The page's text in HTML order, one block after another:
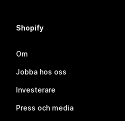
Shopify
Om
Jobba hos oss
Investerare
Press och media